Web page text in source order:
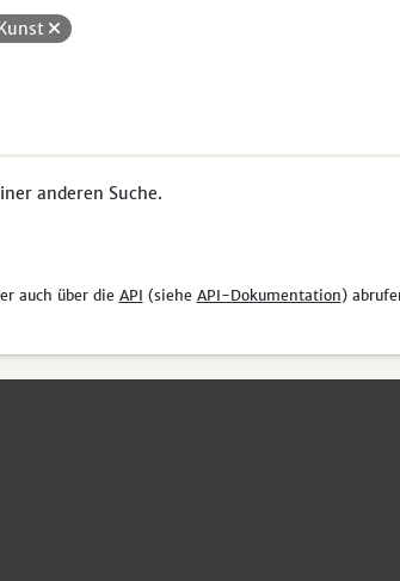
anderen Suche.
auch über die API (siehe API-Dokumentation)